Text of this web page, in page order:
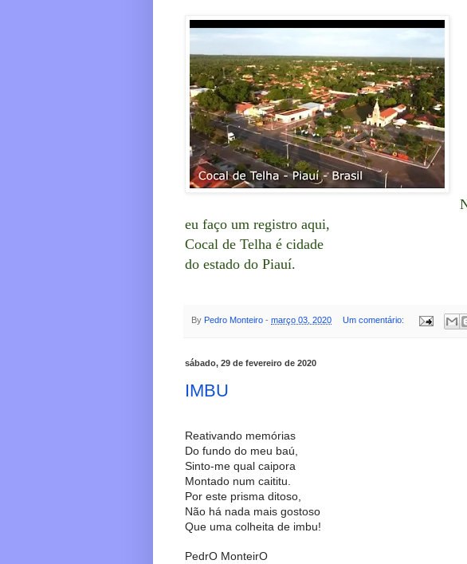
eu faço um registro aqui,
Cocal de Telha é cidade
do estado do Piauí.
By Pedro Monteiro - março 03, 2020 Um comentário:
sábado, 29 de fevereiro de 2020
IMBU
Reativando memórias
Do fundo do meu baú,
Sinto-me qual caipora
Montado num caititu.
Por este prisma ditoso,
Não há nada mais gostoso
Que uma colheita de imbu!
PedrO MonteirO